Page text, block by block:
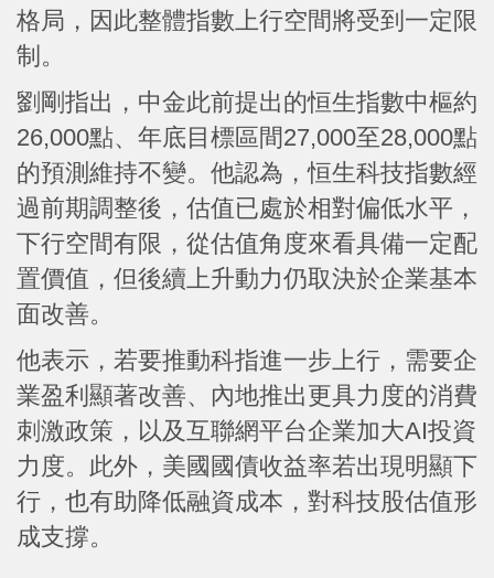
格局，因此整體指數上行空間將受到一定限
制。
劉剛指出，中金此前提出的恒生指數中樞約
26,000點、年底目標區間27,000至28,000點
的預測維持不變。他認為，恒生科技指數經
過前期調整後，估值已處於相對偏低水平，
下行空間有限，從估值角度來看具備一定配
置價值，但後續上升動力仍取決於企業基本
面改善。
他表示，若要推動科指進一步上行，需要企
業盈利顯著改善、內地推出更具力度的消費
刺激政策，以及互聯網平台企業加大AI投資
力度。此外，美國國債收益率若出現明顯下
行，也有助降低融資成本，對科技股估值形
成支撐。